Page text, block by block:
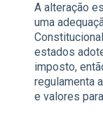
A alteração
uma
estados
imposto,
regulamenta
e valores